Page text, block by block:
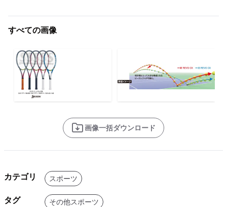
すべての画像
画像一括ダウンロード
カテゴリ スポーツ
タグ その他スポーツ